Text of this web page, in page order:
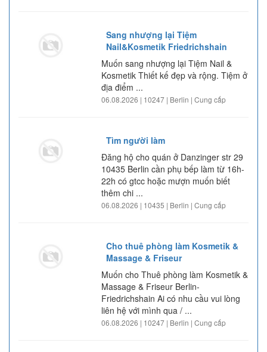
Sang nhượng lại Tiệm
Nail&Kosmetik Friedrichshain
Muốn sang nhượng lại Tiệm Nail &
Kosmetik Thiết kế đẹp và rộng. Tiệm ở
địa điểm ...
06.08.2026 | 10247 | Berlin | Cung cấp
Tìm người làm
Đăng hộ cho quán ở Danzinger str 29
10435 Berlin cần phụ bếp làm từ 16h-
22h có gtcc hoặc mượn muốn biết
thêm chi ...
06.08.2026 | 10435 | Berlin | Cung cấp
Cho thuê phòng làm Kosmetik &
Massage & Friseur
Muốn cho Thuê phòng làm Kosmetik &
Massage & Friseur Berlin-
Friedrichshain Ai có nhu cầu vui lòng
liên hệ với mình qua / ...
06.08.2026 | 10247 | Berlin | Cung cấp